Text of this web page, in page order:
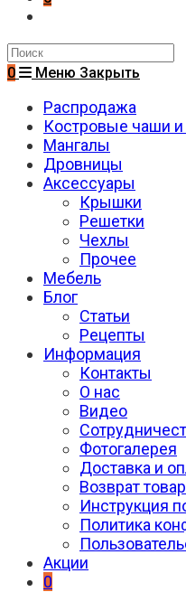
Поиск
на
0 Меню Закрыть
Распродажа
Костровые чаши и
Мангалы
Дровницы
Аксессуары
Крышки
Решетки
Чехлы
Прочее
Мебель
Блог
Статьи
Рецепты
Информация
Контакты
О нас
Видео
Фотогалерея
Доставка и
Возврат
Инструкция
Политика
Акции
0